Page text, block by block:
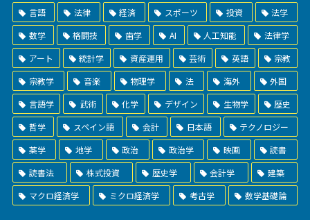
言語
法律 経済 スポーツ 投資
法学
数学
格闘技 歯学 AI 人工知能
法律学
アート
統計学 資産運用 芸術 英語
宗教
宗教学
音楽 物理学 法 海外
外国
言語学
武術 化学 デザイン 生物学
歴史
哲学
スペイン語 会計 日本語
テクノロジー
薬学
地学 政治 政治学 映画
読書
読書法
株式投資 歴史学 会計学
建築
マクロ経済学
ミクロ経済学 考古学 数学基礎論